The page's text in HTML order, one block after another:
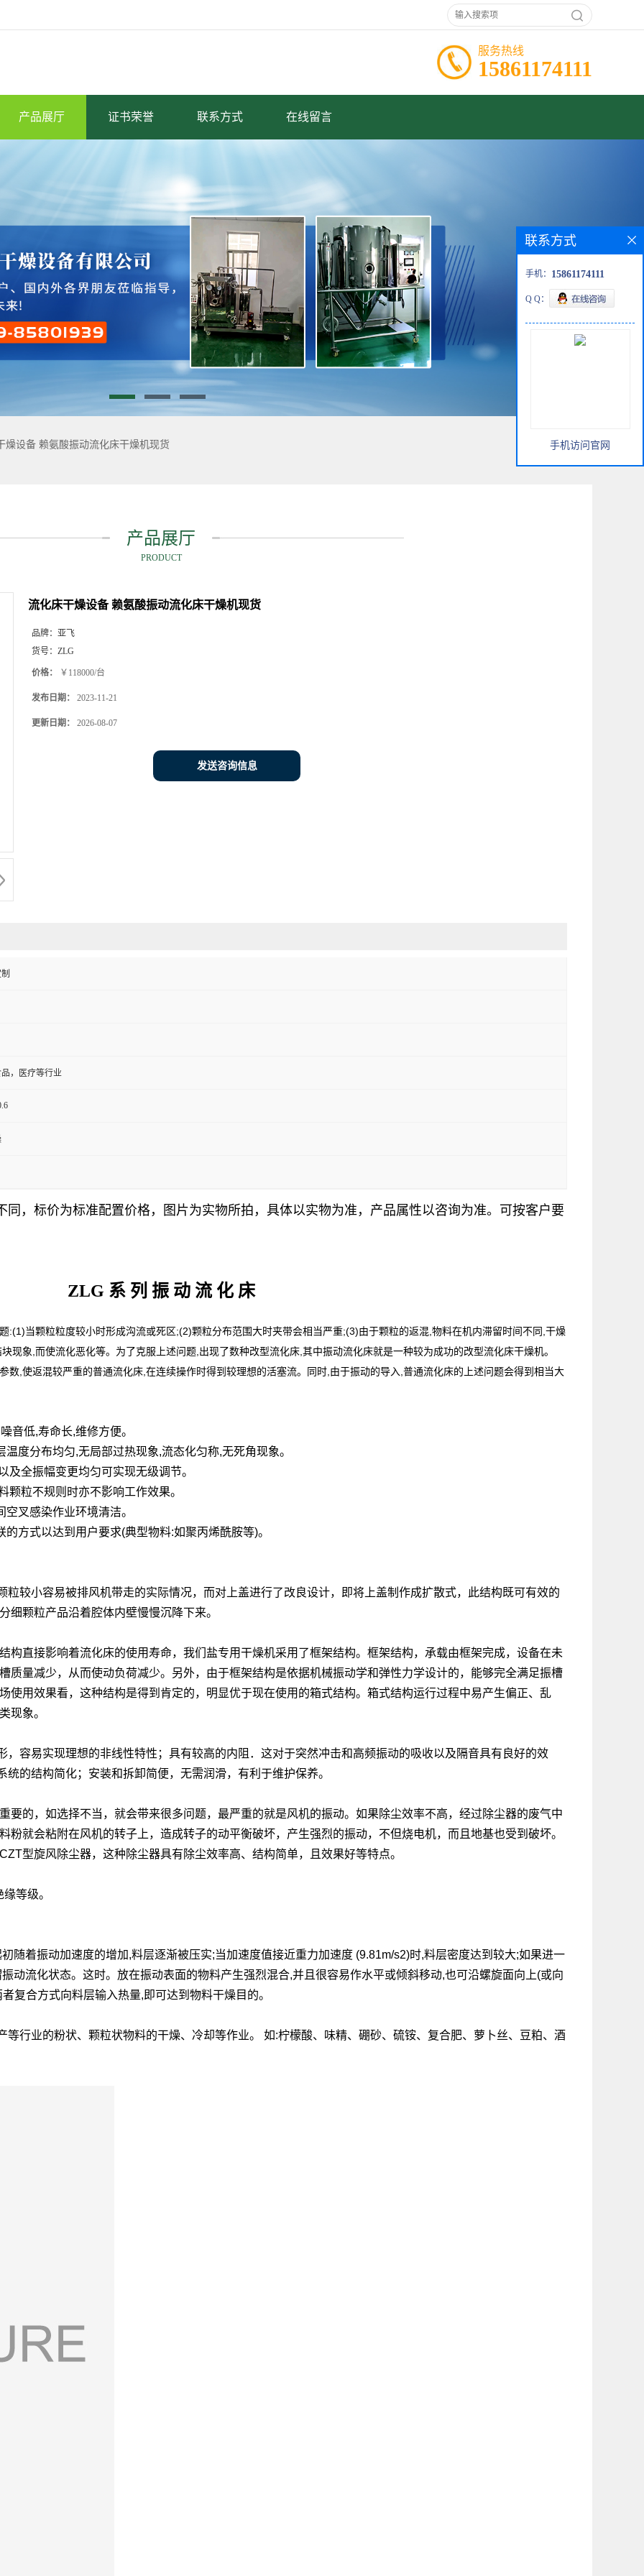
服务热线
15861174111
产品展厅 证书荣誉 联系方式 在线留言
燥设备 赖氨酸振动流化床干燥机现货
产品展厅
PRODUCT
流化床干燥设备 赖氨酸振动流化床干燥机现货
品牌： 亚飞
货号： ZLG
价格： ￥118000/台
发布日期： 2023-11-21
更新日期： 2026-08-07
发送咨询信息
，医疗等行业
，标价为标准配置价格，图片为实物所拍，具体以实物为准，产品属性以咨询为准。可按客户要
ZLG 系 列 振 动 流 化 床
:(1)当颗粒粒度较小时形成沟流或死区;(2)颗粒分布范围大时夹带会相当严重;(3)由于颗粒的返混,物料在机内滞留时间不同,干燥
现象,而使流化恶化等。为了克服上述问题,出现了数种改型流化床,其中振动流化床就是一种较为成功的改型流化床干燥机。
数,使返混较严重的普通流化床,在连续操作时得到较理想的活塞流。同时,由于振动的导入,普通流化床的上述问题会得到相当大
音低,寿命长,维修方便。
度分布均匀,无局部过热现象,流态化匀称,无死角现象。
全振幅变更均匀可实现无级调节。
粒不规则时亦不影响工作效果。
叉感染作业环境清洁。
方式以达到用户要求(典型物料:如聚丙烯酰胺等)。
较小容易被排风机带走的实际情况，而对上盖进行了改良设计，即将上盖制作成扩散式，此结构既可有效的
细颗粒产品沿着腔体内壁慢慢沉降下来。
构直接影响着流化床的使用寿命，我们盐专用干燥机采用了框架结构。框架结构，承载由框架完成，设备在未
质量减少，从而使动负荷减少。另外，由于框架结构是依据机械振动学和弹性力学设计的，能够完全满足振槽
使用效果看，这种结构是得到肯定的，明显优于现在使用的箱式结构。箱式结构运行过程中易产生偏正、乱
现象。
容易实现理想的非线性特性；具有较高的内阻．这对于突然冲击和高频振动的吸收以及隔音具有良好的效
的结构简化；安装和拆卸简便，无需润滑，有利于维护保养。
要的，如选择不当，就会带来很多问题，最严重的就是风机的振动。如果除尘效率不高，经过除尘器的废气中
粉就会粘附在风机的转子上，造成转子的动平衡破坏，产生强烈的振动，不但烧电机，而且地基也受到破坏。
型旋风除尘器，这种除尘器具有除尘效率高、结构简单，且效果好等特点。
等级。
随着振动加速度的增加,料层逐渐被压实;当加速度值接近重力加速度 (9.81m/s2)时,料层密度达到较大;如果进一
动流化状态。这时。放在振动表面的物料产生强烈混合,并且很容易作水平或倾斜移动,也可沿螺旋面向上(或向
复合方式向料层输入热量,即可达到物料干燥目的。
行业的粉状、颗粒状物料的干燥、冷却等作业。 如:柠檬酸、味精、硼砂、硫铵、复合肥、萝卜丝、豆粕、酒
联系方式
手机： 15861174111
Q Q：
手机访问官网